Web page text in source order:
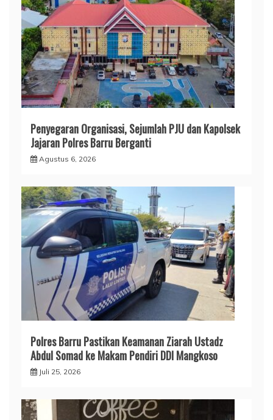
​Penyegaran Organisasi, Sejumlah PJU dan Kapolsek
Jajaran Polres Barru Berganti
Agustus 6, 2026
​Polres Barru Pastikan Keamanan Ziarah Ustadz
Abdul Somad ke Makam Pendiri DDI Mangkoso
Juli 25, 2026